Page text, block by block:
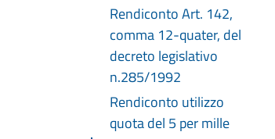
Rendiconto Art. 142,
comma 12-quater, del
decreto legislativo
n.285/1992
Rendiconto utilizzo
quota del 5 per mille